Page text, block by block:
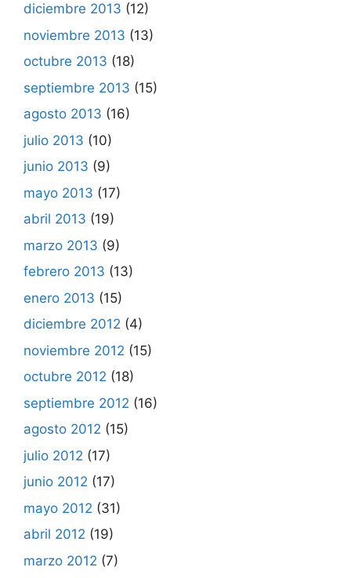
diciembre 2013 (12)
noviembre 2013 (13)
octubre 2013 (18)
septiembre 2013 (15)
agosto 2013 (16)
julio 2013 (10)
junio 2013 (9)
mayo 2013 (17)
abril 2013 (19)
marzo 2013 (9)
febrero 2013 (13)
enero 2013 (15)
diciembre 2012 (4)
noviembre 2012 (15)
octubre 2012 (18)
septiembre 2012 (16)
agosto 2012 (15)
julio 2012 (17)
junio 2012 (17)
mayo 2012 (31)
abril 2012 (19)
marzo 2012 (7)